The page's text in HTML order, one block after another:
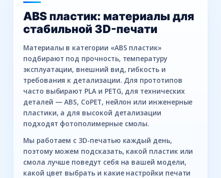
ABS пластик: материалы для
стабильной 3D-печати
Материалы в категории «ABS пластик»
подбирают под прочность, температуру
эксплуатации, внешний вид, гибкость и
требования к детализации. Для прототипов
часто выбирают PLA и PETG, для технических
деталей — ABS, CoPET, нейлон или инженерные
пластики, а для высокой детализации
подходят фотополимерные смолы.
Мы работаем с 3D-печатью каждый день,
поэтому можем подсказать, какой пластик или
смола лучше поведут себя на вашей модели,
какой цвет выбрать и какие настройки печати